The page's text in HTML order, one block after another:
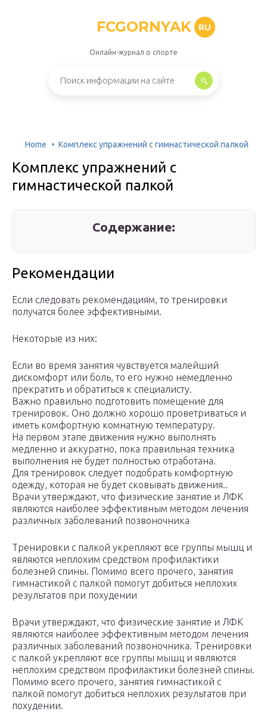
FCGORNYAK RU
Онлайн-журнал о спорте
Home Комплекс упражнений с гимнастической палкой
Комплекс упражнений с
гимнастической палкой
Содержание:
Рекомендации
Если следовать рекомендациям, то тренировки
получатся более эффективными.
Некоторые из них:
Если во время занятия чувствуется малейший
дискомфорт или боль, то его нужно немедленно
прекратить и обратиться к специалисту.
Важно правильно подготовить помещение для
тренировок. Оно должно хорошо проветриваться и
иметь комфортную комнатную температуру.
На первом этапе движения нужно выполнять
медленно и аккуратно, пока правильная техника
выполнения не будет полностью отработана.
Для тренировок следует подобрать комфортную
одежду, которая не будет сковывать движения..
Врачи утверждают, что физические занятие и ЛФК
являются наиболее эффективным методом лечения
различных заболеваний позвоночника
Тренировки с палкой укрепляют все группы мышц и
являются неплохим средством профилактики
болезней спины. Помимо всего прочего, занятия
гимнастикой с палкой помогут добиться неплохих
результатов при похудении
Врачи утверждают, что физические занятие и ЛФК
являются наиболее эффективным методом лечения
различных заболеваний позвоночника. Тренировки
с палкой укрепляют все группы мышц и являются
неплохим средством профилактики болезней спины.
Помимо всего прочего, занятия гимнастикой с
палкой помогут добиться неплохих результатов при
похудении.